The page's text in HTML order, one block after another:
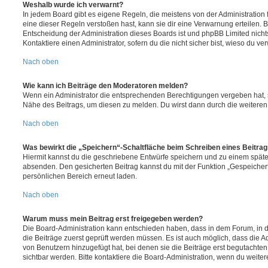
Weshalb wurde ich verwarnt?
In jedem Board gibt es eigene Regeln, die meistens von der
eine dieser Regeln verstoßen hast, kann sie dir eine Verwarnung erteilen.
Entscheidung der Administration dieses Boards ist und phpBB Limited
Kontaktiere einen Administrator, sofern du die nicht sicher bist, wieso du
Nach oben
Wie kann ich Beiträge den Moderatoren melden?
Wenn ein Administrator die entsprechenden Berechtigungen vergeben
Nähe des Beitrags, um diesen zu melden. Du wirst dann durch die
Nach oben
Was bewirkt die „Speichern“-Schaltfläche beim Schreiben eines
Hiermit kannst du die geschriebene Entwürfe speichern und zu einem
absenden. Den gesicherten Beitrag kannst du mit der Funktion
persönlichen Bereich erneut laden.
Nach oben
Warum muss mein Beitrag erst freigegeben werden?
Die Board-Administration kann entschieden haben, dass in dem Forum, in
die Beiträge zuerst geprüft werden müssen. Es ist auch möglich, dass die
von Benutzern hinzugefügt hat, bei denen sie die Beiträge erst
sichtbar werden. Bitte kontaktiere die Board-Administration, wenn du